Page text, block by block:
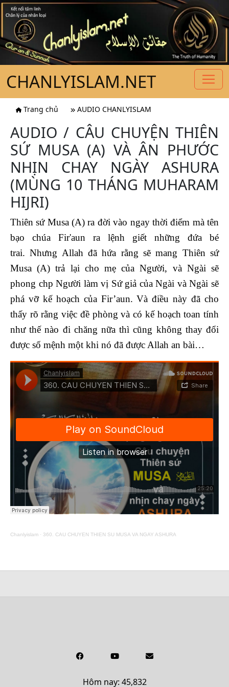
CHANLYISLAM.NET
Trang chủ AUDIO CHANLYISLAM
AUDIO / CÂU CHUYỆN THIÊN
SỨ MUSA (A) VÀ ÂN PHƯỚC
NHỊN CHAY NGÀY ASHURA
(MÙNG 10 THÁNG MUHARAM
HIJRI)
Thiên sứ Musa (A) ra đời vào ngay thời điểm mà tên
bạo chúa Fir'aun ra lệnh giết những đứa bé
trai. Nhưng Allah đã hứa rằng sẽ mang Thiên sứ
Musa (A) trả lại cho mẹ của Người, và Ngài sẽ
phong chp Người làm vị Sứ giả của Ngài và Ngài sẽ
phá vỡ kế hoạch của Fir’aun. Và điều này đã cho
thấy rõ rằng việc đề phòng và có kế hoạch toan tính
như thế nào đi chăng nữa thì cũng không thay đổi
được số mệnh một khi nó đã được Allah an bài…
Chanlyislam · 360. CAU CHUYEN THIEN SU MUSA VA NGAY ASHURA
Hôm nay: 45,832